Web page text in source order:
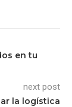
en tu
next post
la logística